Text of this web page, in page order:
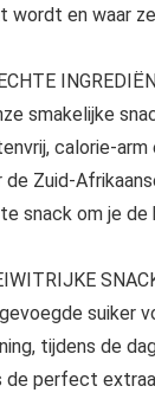
wordt en waar
smakelijke
calorie-arm
Zuid-
snack om je de
suiker
tijdens de
de perfect